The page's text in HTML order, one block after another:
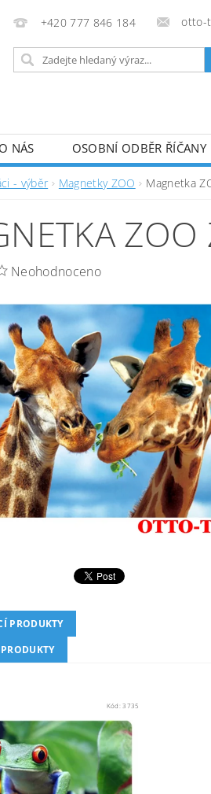
+420 777 846 184 otto-
O NÁS OSOBNÍ ODBĚR ŘÍČANY
- výběr Magnetky ZOO Magnetka
ZOO
Neohodnoceno
PRODUKTY
Kód:3735